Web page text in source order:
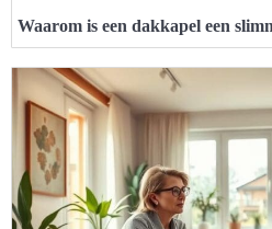
Waarom is een dakkapel een